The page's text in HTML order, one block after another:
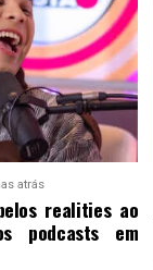
atrás
realities ao
podcasts em